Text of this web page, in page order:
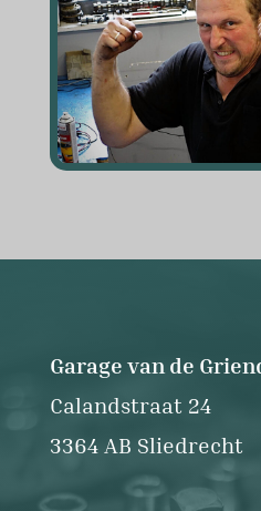
Garage van de
Calandstraat 24
3364 AB Sliedrecht